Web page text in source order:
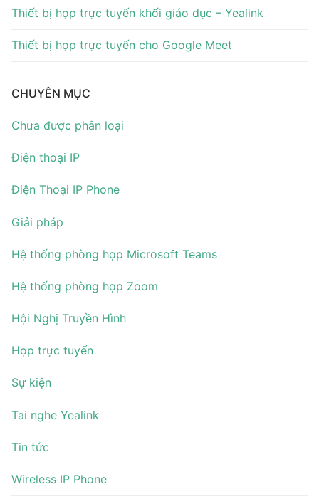
Thiết bị họp trực tuyến khối giáo dục – Yealink
Thiết bị họp trực tuyến cho Google Meet
CHUYÊN MỤC
Chưa được phân loại
Điện thoại IP
Điện Thoại IP Phone
Giải pháp
Hệ thống phòng họp Microsoft Teams
Hệ thống phòng họp Zoom
Hội Nghị Truyền Hình
Họp trực tuyến
Sự kiện
Tai nghe Yealink
Tin tức
Wireless IP Phone